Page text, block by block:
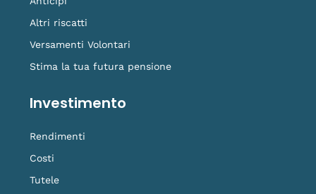
Altri riscatti
Versamenti Volontari
Stima la tua futura pensione
Investimento
Rendimenti
Costi
Tutele